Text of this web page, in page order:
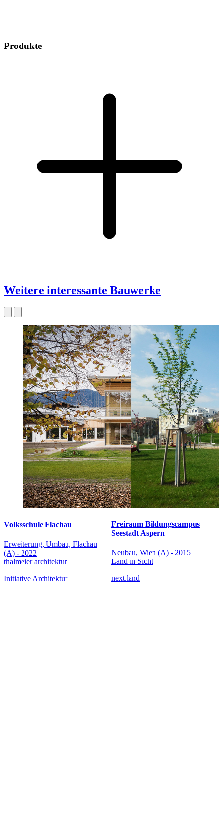
Produkte
Weitere interessante Bauwerke
Volksschule Flachau
Erweiterung, Umbau, Flachau
(A) - 2022
thalmeier architektur
Initiative Architektur
Freiraum Bildungscampus
Seestadt Aspern
Neubau, Wien (A) - 2015
Land in Sicht
next.land